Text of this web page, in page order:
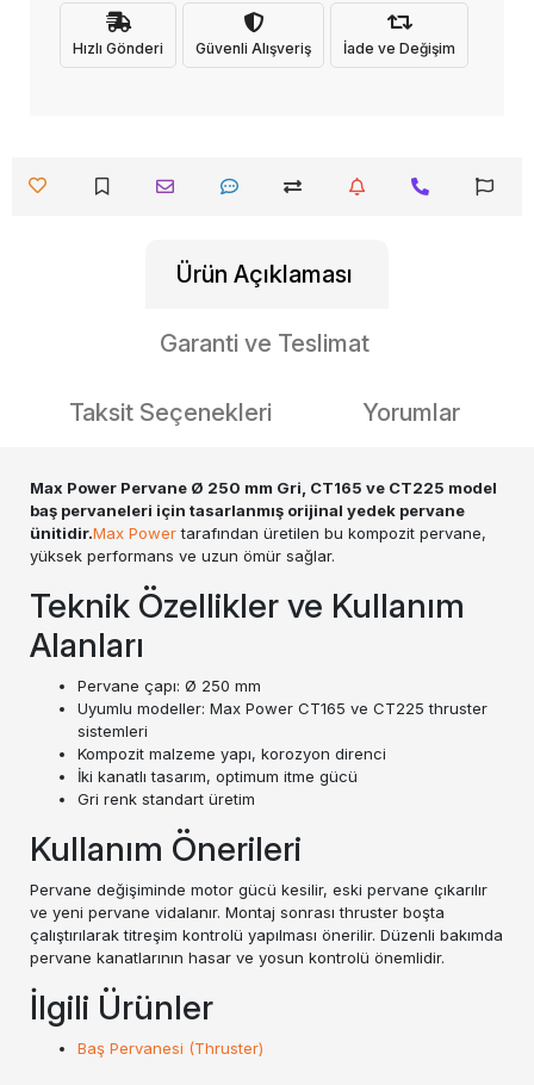
Hızlı Gönderi Güvenli Alışveriş İade ve Değişim
Ürün Açıklaması
Garanti ve Teslimat
Taksit Seçenekleri Yorumlar
Max Power Pervane Ø 250 mm Gri, CT165 ve CT225 model
baş pervaneleri için tasarlanmış orijinal yedek pervane
ünitidir.Max Powertarafından üretilen bu kompozit pervane,
yüksek performans ve uzun ömür sağlar.
Teknik Özellikler ve Kullanım
Alanları
Pervane çapı: Ø 250 mm
Uyumlu modeller: Max Power CT165 ve CT225 thruster
sistemleri
Kompozit malzeme yapı, korozyon direnci
İki kanatlı tasarım, optimum itme gücü
Gri renk standart üretim
Kullanım Önerileri
Pervane değişiminde motor gücü kesilir, eski pervane çıkarılır
ve yeni pervane vidalanır. Montaj sonrası thruster boşta
çalıştırılarak titreşim kontrolü yapılması önerilir. Düzenli bakımda
pervane kanatlarının hasar ve yosun kontrolü önemlidir.
İlgili Ürünler
Baş Pervanesi (Thruster)